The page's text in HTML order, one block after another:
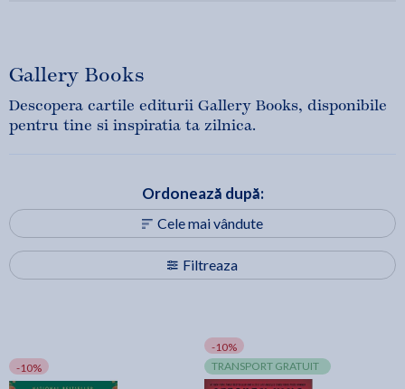
Gallery Books
Descopera cartile editurii Gallery Books, disponibile
pentru tine si inspiratia ta zilnica.
Filtreaza
Ordonează după:
Cele mai vândute
-10%
-10%
TRANSPORT GRATUIT